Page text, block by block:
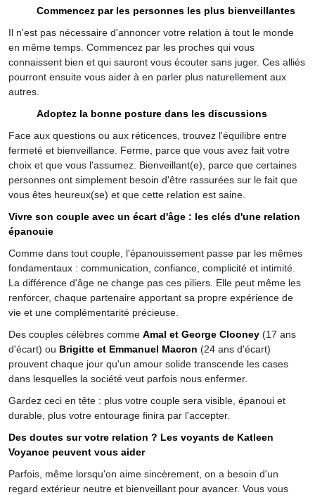
Commencez par les personnes les plus bienveillantes
Il n'est pas nécessaire d'annoncer votre relation à tout le monde
en même temps. Commencez par les proches qui vous
connaissent bien et qui sauront vous écouter sans juger. Ces alliés
pourront ensuite vous aider à en parler plus naturellement aux
autres.
Adoptez la bonne posture dans les discussions
Face aux questions ou aux réticences, trouvez l'équilibre entre
fermeté et bienveillance. Ferme, parce que vous avez fait votre
choix et que vous l'assumez. Bienveillant(e), parce que certaines
personnes ont simplement besoin d'être rassurées sur le fait que
vous êtes heureux(se) et que cette relation est saine.
Vivre son couple avec un écart d'âge : les clés d'une relation
épanouie
Comme dans tout couple, l'épanouissement passe par les mêmes
fondamentaux : communication, confiance, complicité et intimité.
La différence d'âge ne change pas ces piliers. Elle peut même les
renforcer, chaque partenaire apportant sa propre expérience de
vie et une complémentarité précieuse.
Des couples célèbres comme Amal et George Clooney (17 ans
d'écart) ou Brigitte et Emmanuel Macron (24 ans d'écart)
prouvent chaque jour qu'un amour solide transcende les cases
dans lesquelles la société veut parfois nous enfermer.
Gardez ceci en tête : plus votre couple sera visible, épanoui et
durable, plus votre entourage finira par l'accepter.
Des doutes sur votre relation ? Les voyants de Katleen
Voyance peuvent vous aider
Parfois, même lorsqu'on aime sincèrement, on a besoin d'un
regard extérieur neutre et bienveillant pour avancer. Vous vous